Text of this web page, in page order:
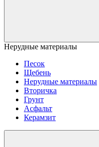
Нерудные материалы
Песок
Щебень
Нерудные материалы
Вторичка
Грунт
Асфальт
Керамзит